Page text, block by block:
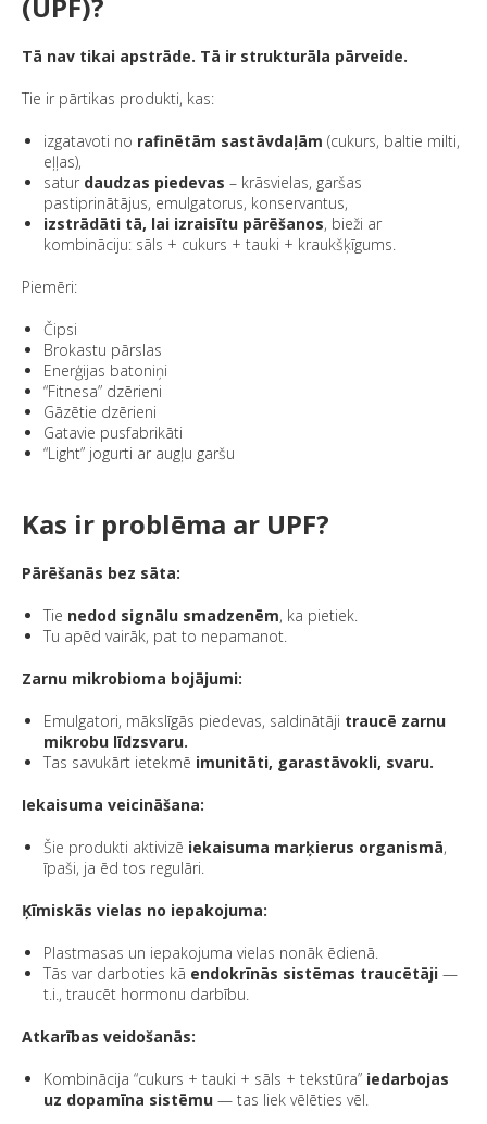
(UPF)?
Tā nav tikai apstrāde. Tā ir strukturāla pārveide.
Tie ir pārtikas produkti, kas:
izgatavoti no rafinētām sastāvdaļām (cukurs, baltie milti,
eļļas),
satur daudzas piedevas – krāsvielas, garšas
pastiprinātājus, emulgatorus, konservantus,
izstrādāti tā, lai izraisītu pārēšanos, bieži ar
kombināciju: sāls + cukurs + tauki + kraukšķīgums.
Piemēri:
Čipsi
Brokastu pārslas
Enerģijas batoniņi
“Fitnesa” dzērieni
Gāzētie dzērieni
Gatavie pusfabrikāti
“Light” jogurti ar augļu garšu
Kas ir problēma ar UPF?
Pārēšanās bez sāta:
Tie nedod signālu smadzenēm, ka pietiek.
Tu apēd vairāk, pat to nepamanot.
Zarnu mikrobioma bojājumi:
Emulgatori, mākslīgās piedevas, saldinātāji traucē zarnu
mikrobu līdzsvaru.
Tas savukārt ietekmē imunitāti, garastāvokli, svaru.
Iekaisuma veicināšana:
Šie produkti aktivizē iekaisuma marķierus organismā,
īpaši, ja ēd tos regulāri.
Ķīmiskās vielas no iepakojuma:
Plastmasas un iepakojuma vielas nonāk ēdienā.
Tās var darboties kā endokrīnās sistēmas traucētāji —
t.i., traucēt hormonu darbību.
Atkarības veidošanās:
Kombinācija “cukurs + tauki + sāls + tekstūra” iedarbojas
uz dopamīna sistēmu — tas liek vēlēties vēl.